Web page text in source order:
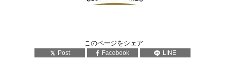
このページをシェア
Post Facebook LINE